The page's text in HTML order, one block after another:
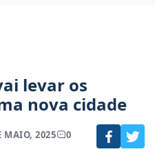
levar os
nova cidade
MAIO, 2025 0